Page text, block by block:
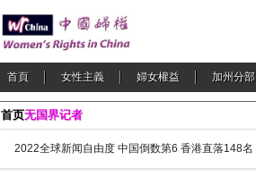
首頁 女性主義 婦女權益 加州分部
首页无国界记者
2022全球新闻自由度 中国倒数第6 香港直落148名